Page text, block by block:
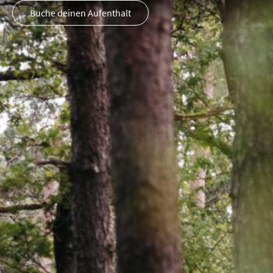
Buche deinen Aufenthalt